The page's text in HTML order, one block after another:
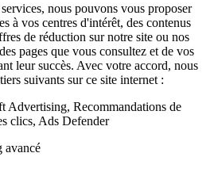
nous pouvons vous proposer
à vos centres d'intérêt, des contenus
de réduction sur notre site ou nos
pages que vous consultez et de vos
leur succès. Avec votre accord, nous
suivants sur ce site internet :
Advertising, Recommandations de
clics, Ads Defender
avancé